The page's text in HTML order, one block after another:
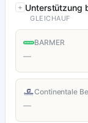
Unterstützung
GLEICHAUF
BARMER
—
Continentale
—